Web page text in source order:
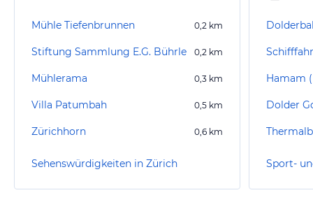
Mühle Tiefenbrunnen 0,2 km
Stiftung Sammlung E.G. Bührle 0,2 km
Mühlerama 0,3 km
Villa Patumbah 0,5 km
Zürichhorn 0,6 km
Sehenswürdigkeiten in Zürich
Dolder
Sport-